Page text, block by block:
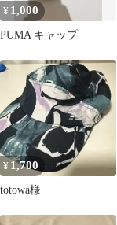
¥ 1,000
PUMA キャップ
¥ 1,700
totowa様